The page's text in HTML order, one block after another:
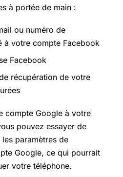
à portée de main :
ou numéro de
à votre compte Facebook
Facebook
récupération de votre
compte Google à votre
pouvez essayer de
les paramètres de
Google, ce qui pourrait
votre téléphone.